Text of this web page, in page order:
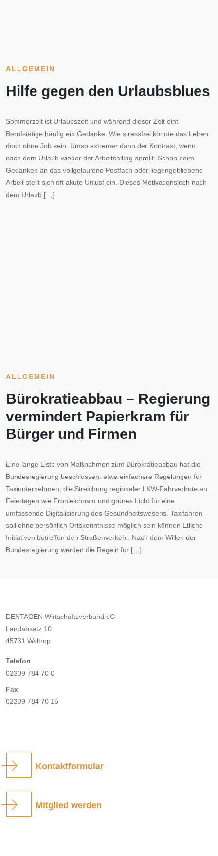
ALLGEMEIN
Hilfe gegen den Urlaubsblues
Sommerzeit ist Urlaubszeit und während dieser Zeit eint
Berufstätige häufig ein Gedanke: Wie stressfrei könnte das Leben
doch ohne Job sein. Umso extremer dann der Kontrast, wenn
nach dem Urlaub wieder der Arbeitsalltag anrollt. Schon beim
Gedanken an das vollgelaufene Postfach oder liegengebliebene
Arbeit stellt sich oft akute Unlust ein. Dieses Motivationsloch nach
dem Urlaub […]
ALLGEMEIN
Bürokratieabbau – Regierung
vermindert Papierkram für
Bürger und Firmen
Eine lange Liste von Maßnahmen zum Bürokratieabbau hat die
Bundesregierung beschlossen: etwa einfachere Regelungen für
Taxiunternehmen, die Streichung regionaler LKW-Fahrverbote an
Feiertagen wie Fronleichnam und grünes Licht für eine
umfassende Digitalisierung des Gesundheitswesens. Taxifahren
soll ohne persönlich Ortskenntnisse möglich sein können Etliche
Initiativen betreffen den Straßenverkehr. Nach dem Willen der
Bundesregierung werden die Regeln für […]
DENTAGEN Wirtschaftsverbund eG
Landabsatz 10
45731 Waltrop
Telefon
02309 784 70 0
Fax
02309 784 70 15
Kontaktformular
Mitglied werden